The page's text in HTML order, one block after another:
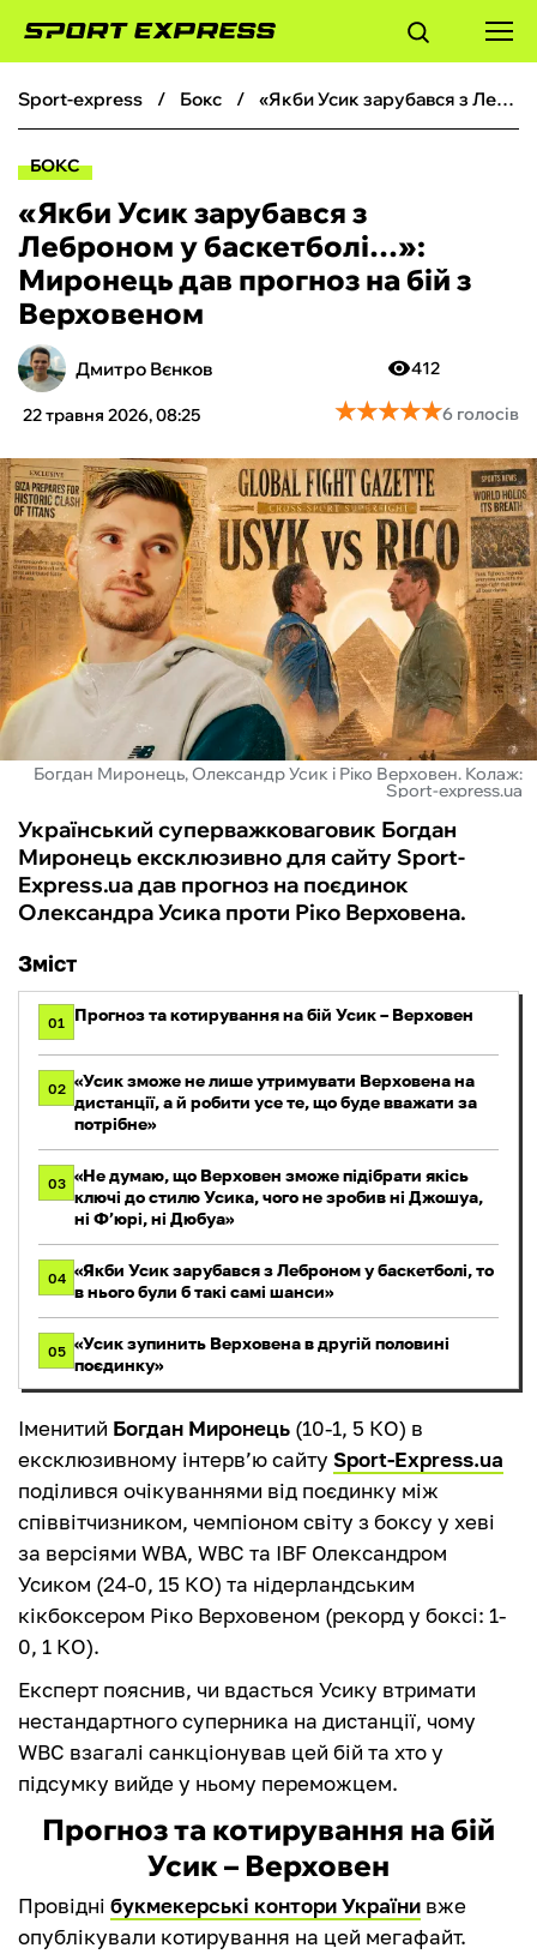
ФУТБОЛ
БОКС
ХОКЕЙ
ТЕНІС
КІБЕРСПОРТ
ЧС-2026
ФУТЗАЛ
ІНШІ
БУКМЕКЕРИ
sport-express бокс «Якби Усик зарубався з Леброном у баскетболі…»: Миронець дав прогноз на бій з Верховеном
БОКС
«Якби Усик зарубався з
Леброном у баскетболі…»:
Миронець дав прогноз на бій з
Верховеном
Дмитро Вєнков
22 травня 2026, 08:25
412
★★★★★
★★★★★6 голосів
Богдан Миронець, Олександр Усик і Ріко Верховен. Колаж:
Sport-express.ua
Український суперважковаговик Богдан
Миронець ексклюзивно для сайту Sport-
Express.ua дав прогноз на поєдинок
Олександра Усика проти Ріко Верховена.
Зміст
01 Прогноз та котирування на бій Усик – Верховен
02 «Усик зможе не лише утримувати Верховена на
дистанції, а й робити усе те, що буде вважати за
потрібне»
03 «Не думаю, що Верховен зможе підібрати якісь
ключі до стилю Усика, чого не зробив ні Джошуа,
ні Ф’юрі, ні Дюбуа»
04 «Якби Усик зарубався з Леброном у баскетболі, то
в нього були б такі самі шанси»
05 «Усик зупинить Верховена в другій половині
поєдинку»
Іменитий Богдан Миронець (10-1, 5 КО) в
ексклюзивному інтерв’ю сайту Sport-Express.ua
поділився очікуваннями від поєдинку між
співвітчизником, чемпіоном світу з боксу у хеві
за версіями WBA, WBC та IBF Олександром
Усиком (24-0, 15 КО) та нідерландським
кікбоксером Ріко Верховеном (рекорд у боксі: 1-
0, 1 КО).
Експерт пояснив, чи вдасться Усику втримати
нестандартного суперника на дистанції, чому
WBC взагалі санкціонував цей бій та хто у
підсумку вийде у ньому переможцем.
Прогноз та котирування на бій
Усик – Верховен
Провідні букмекерські контори України вже
опублікували котирування на цей мегафайт.